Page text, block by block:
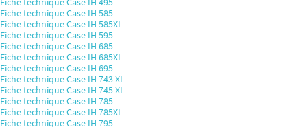
Fiche technique Case IH 585
Fiche technique Case IH 585XL
Fiche technique Case IH 595
Fiche technique Case IH 685
Fiche technique Case IH 685XL
Fiche technique Case IH 695
Fiche technique Case IH 743 XL
Fiche technique Case IH 745 XL
Fiche technique Case IH 785
Fiche technique Case IH 785XL
Fiche technique Case IH 795